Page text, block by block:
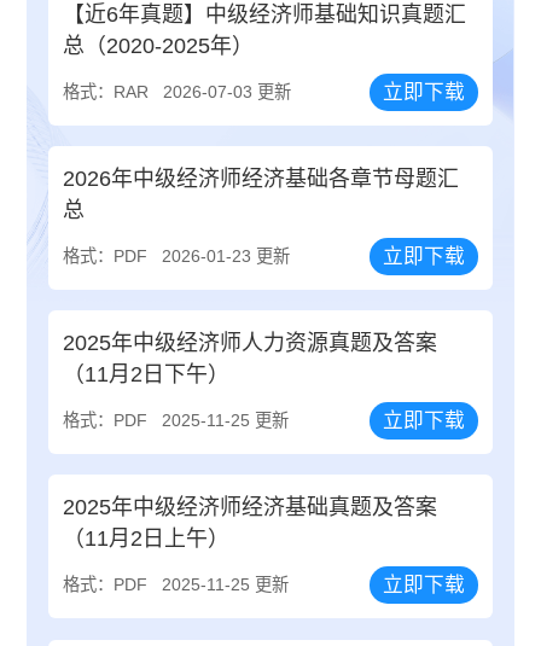
【近6年真题】中级经济师基础知识真题汇
总（2020-2025年）
格式：RAR 2026-07-03 更新 立即下载
2026年中级经济师经济基础各章节母题汇
总
格式：PDF 2026-01-23 更新 立即下载
2025年中级经济师人力资源真题及答案
（11月2日下午）
格式：PDF 2025-11-25 更新 立即下载
2025年中级经济师经济基础真题及答案
（11月2日上午）
格式：PDF 2025-11-25 更新 立即下载